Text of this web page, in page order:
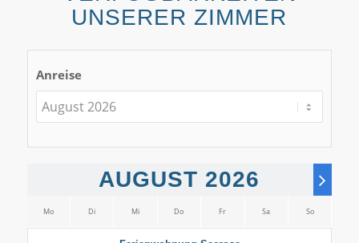
UNSERER ZIMMER
Anreise
AUGUST 2026
Mo Di Mi Do Fr Sa So